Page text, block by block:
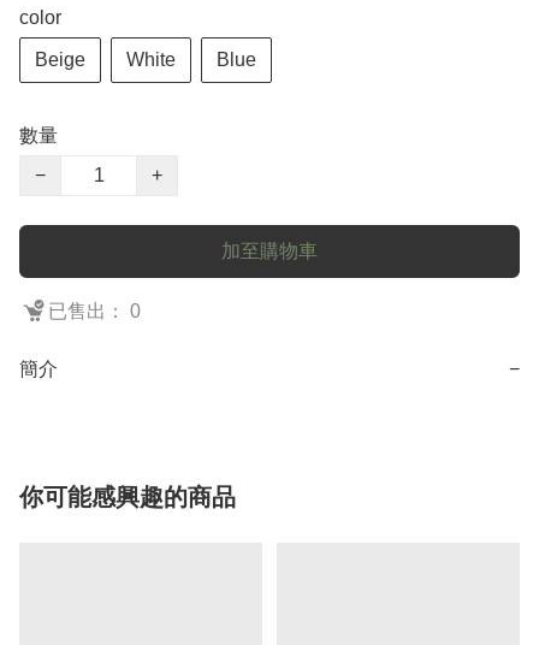
color
Beige White Blue
數量
−
+
加至購物車
已售出： 0
簡介 −
你可能感興趣的商品